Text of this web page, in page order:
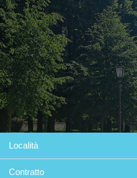
Località
Contratto